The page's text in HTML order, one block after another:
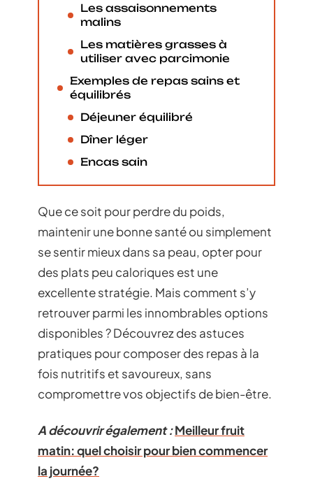
Les assaisonnements
malins
Les matières grasses à
utiliser avec parcimonie
Exemples de repas sains et
équilibrés
Déjeuner équilibré
Dîner léger
Encas sain
Que ce soit pour perdre du poids,
maintenir une bonne santé ou simplement
se sentir mieux dans sa peau, opter pour
des plats peu caloriques est une
excellente stratégie. Mais comment s’y
retrouver parmi les innombrables options
disponibles ? Découvrez des astuces
pratiques pour composer des repas à la
fois nutritifs et savoureux, sans
compromettre vos objectifs de bien-être.
A découvrir également :Meilleur fruit
matin: quel choisir pour bien commencer
la journée?